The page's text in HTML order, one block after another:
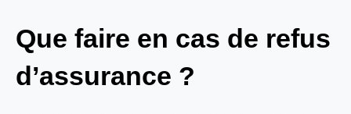
Que faire en cas de refus
d’assurance ?